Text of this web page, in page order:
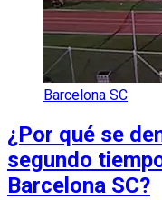
Barcelona SC
¿Por qué se
segundo
Barcelona SC?